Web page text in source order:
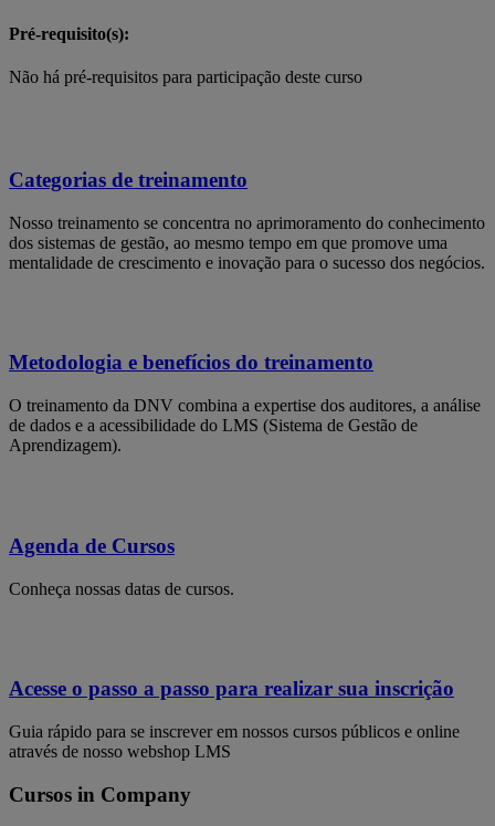
Pré-requisito(s):
Não há pré-requisitos para participação deste curso
Categorias de treinamento
Nosso treinamento se concentra no aprimoramento do conhecimento
dos sistemas de gestão, ao mesmo tempo em que promove uma
mentalidade de crescimento e inovação para o sucesso dos negócios.
Metodologia e benefícios do treinamento
O treinamento da DNV combina a expertise dos auditores, a análise
de dados e a acessibilidade do LMS (Sistema de Gestão de
Aprendizagem).
Agenda de Cursos
Conheça nossas datas de cursos.
Acesse o passo a passo para realizar sua inscrição
Guia rápido para se inscrever em nossos cursos públicos e online
através de nosso webshop LMS
Cursos in Company